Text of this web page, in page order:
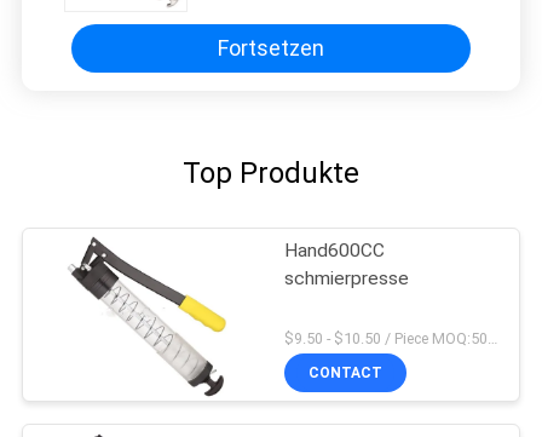
Fortsetzen
Top Produkte
Hand600CC
schmierpresse
$9.50 - $10.50 / Piece MOQ:50-teilig/Stücke
CONTACT